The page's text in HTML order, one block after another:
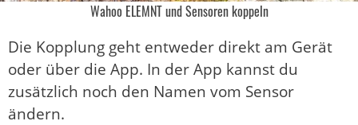
Wahoo ELEMNT und Sensoren koppeln
Die Kopplung geht entweder direkt am Gerät
oder über die App. In der App kannst du
zusätzlich noch den Namen vom Sensor
ändern.